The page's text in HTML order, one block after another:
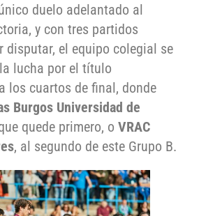
duelo adelantado al
y con tres partidos
disputar, el equipo colegial se
lucha por el título
los cuartos de final, donde
Burgos Universidad de
quede primero, o VRAC
, al segundo de este Grupo B.